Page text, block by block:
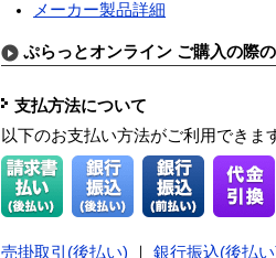
メーカー製品詳細
ぷらっとオンライン ご購入の際
支払方法について
以下のお支払い方法がご利用できま
売掛取引(後払い) 銀行振込(後払